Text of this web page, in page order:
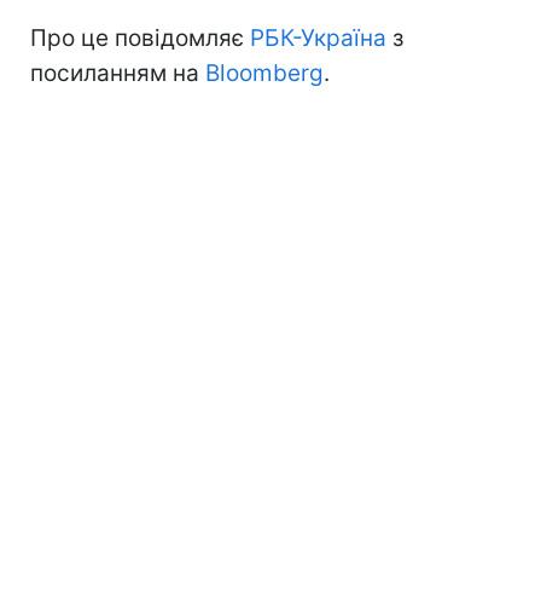
Про це повідомляє РБК-Україна з
посиланням на Bloomberg.